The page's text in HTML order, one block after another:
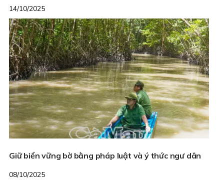
14/10/2025
Giữ biển vững bờ bằng pháp luật và ý thức ngư dân
08/10/2025